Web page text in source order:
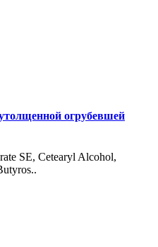
огрубевшей
SE, Cetearyl Alcohol,